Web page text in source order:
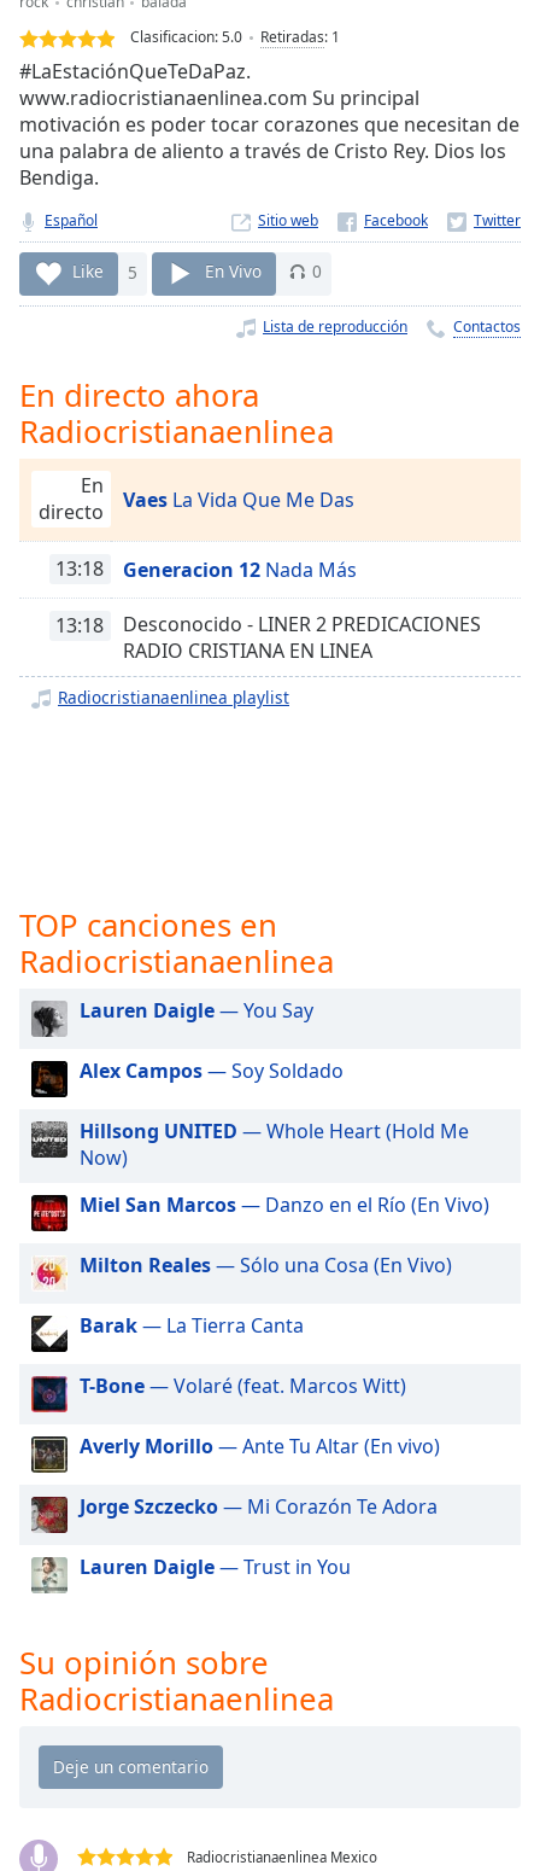
Loaded:
0.00%
Stream
TypeLIVE
Seek to
live,
currently
behind
live LIVE
Remaining
Time-
Playback
Rate
Chapters
Descriptions
off,
Subtitles
off,
selected
Audio
Track
Picture-
in-
Picture
Fullscreen
This
modal
window.
Beginning
window.
Escape
cancel
and
close
window.
Color
Color
Clasificacion:5.0 Retiradas: 1
#LaEstaciónQueTeDaPaz.
www.radiocristianaenlinea.com Su principal
motivación es poder tocar corazones que necesitan de
una palabra de aliento a través de Cristo Rey. Dios los
Bendiga.
Español Sitio web
Like 5 En Vivo 0
Lista de reproducción Contactos
En directo ahora
Radiocristianaenlinea
En
directo
Vaes La Vida Que Me Das
13:18 Generacion 12 Nada Más
13:18
Desconocido - LINER 2 PREDICACIONES
RADIO CRISTIANA EN LINEA
Radiocristianaenlinea playlist
TOP canciones en
Radiocristianaenlinea
Lauren Daigle— You Say
Alex Campos— Soy Soldado
Hillsong UNITED — Whole Heart (Hold Me
Now)
Miel San Marcos— Danzo en el Río (En Vivo)
Milton Reales— Sólo una Cosa (En Vivo)
Barak— La Tierra Canta
T-Bone— Volaré (feat. Marcos Witt)
Averly Morillo— Ante Tu Altar (En vivo)
Jorge Szczecko— Mi Corazón Te Adora
Lauren Daigle— Trust in You
Su opinión sobre
Radiocristianaenlinea
Radiocristianaenlinea Mexico